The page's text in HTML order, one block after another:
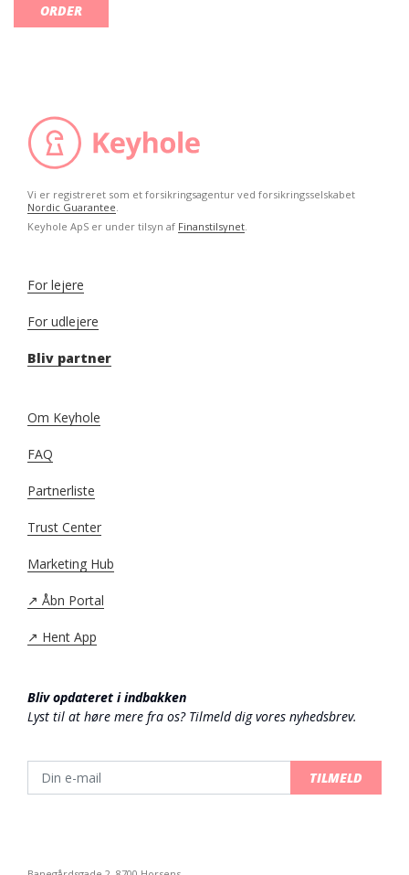
ORDER
Vi er registreret som et forsikringsagentur ved forsikringsselskabet
Nordic Guarantee.
Keyhole ApS er under tilsyn af Finanstilsynet.
For lejere
For udlejere
Bliv partner
Om Keyhole
FAQ
Partnerliste
Trust Center
Marketing Hub
↗️ Åbn Portal
↗️ Hent App
Bliv opdateret i indbakken
Lyst til at høre mere fra os? Tilmeld dig vores nyhedsbrev.
TILMELD